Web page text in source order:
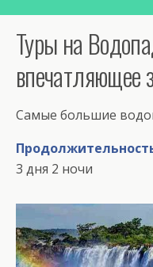
Туры на
впечатляющее
Самые большие
3 дня 2 ночи